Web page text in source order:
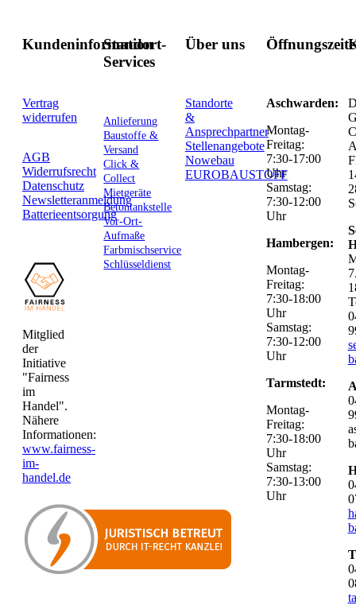
Kundeninformation
Vertrag
widerrufen
AGB
Widerrufsrecht
Datenschutz
Newsletteranmeldung
Batterieentsorgung
Mitglied
der
Initiative
"Fairness
im
Handel".
Nähere
Informationen:
www.fairness-
im-
handel.de
Standort-
Services
Anlieferung
Baustoffe &
Versand
Click &
Collect
Mietgeräte
Betontankstelle
Vor-Ort-
Aufmaße
Farbmischservice
Schlüsseldienst
Über uns
Standorte
&
Ansprechpartner
Stellenangebote
Nowebau
EUROBAUSTOFF
Aschwarden:
Montag-
Freitag:
7:30-17:00
Uhr
Samstag:
7:30-12:00
Uhr
Hambergen:
Montag-
Freitag:
7:30-18:00
Uhr
Samstag:
7:30-12:00
Uhr
Tarmstedt:
Montag-
Freitag:
7:30-18:00
Uhr
Samstag:
7:30-13:00
Uhr